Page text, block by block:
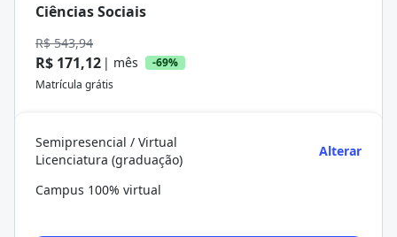
Ciências Sociais
R$ 543,94
R$ 171,12 | mês
-69%
Matrícula grátis
Semipresencial / Virtual
Licenciatura (graduação)
Alterar
Campus 100% virtual